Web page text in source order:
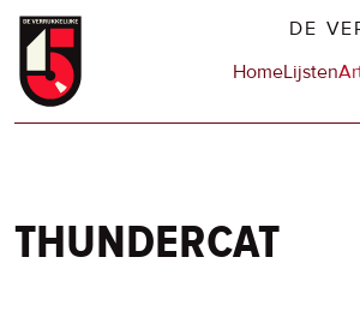
Overslaan
naar
DE
Hoofdnavigatie
HomeLijsten
thundercat